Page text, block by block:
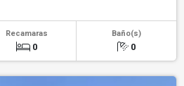
Recamaras
0
Baño(s)
0